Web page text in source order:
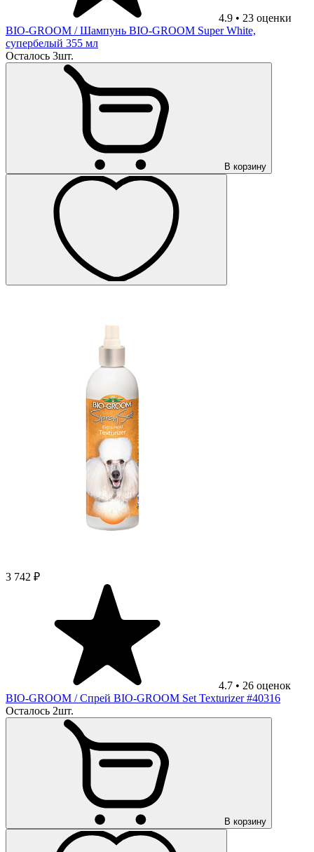
4.9 • 23 оценки
BIO-GROOM / Шампунь BIO-GROOM Super White,
супербелый 355 мл
Осталось 3шт.
В корзину
3 742 ₽
4.7 • 26 оценок
BIO-GROOM / Спрей BIO-GROOM Set Texturizer #40316
Осталось 2шт.
В корзину